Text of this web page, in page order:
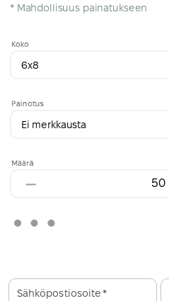
* Mahdollisuus painatukseen
6x8
Koko
Ei merkkausta
Painotus
Määrä
Sähköpostiosoite